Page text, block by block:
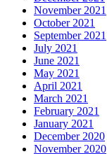
November 2021
October 2021
September 2021
July 2021
June 2021
May 2021
April 2021
March 2021
February 2021
January 2021
December 2020
November 2020